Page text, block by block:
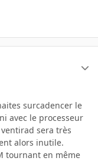
surcadencer le
avec le processeur
sera très
alors inutile.
tournant en même